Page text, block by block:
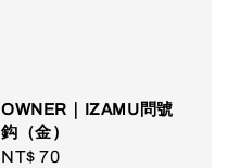
OWNER｜IZAMU問號
鈎（金）
Regular
NT$ 70